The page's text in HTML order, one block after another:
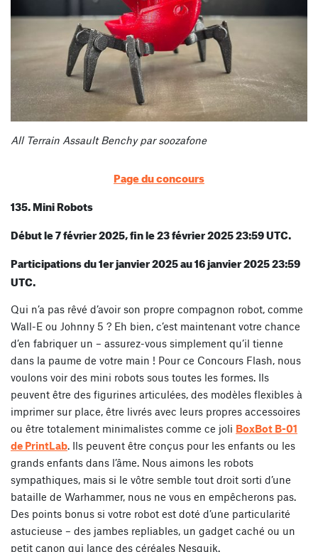
All Terrain Assault Benchy par soozafone
Page du concours
135. Mini Robots
Début le 7 février 2025, fin le 23 février 2025 23:59 UTC.
Participations du 1er janvier 2025 au 16 janvier 2025 23:59
UTC.
Qui n’a pas rêvé d’avoir son propre compagnon robot, comme
Wall-E ou Johnny 5 ? Eh bien, c’est maintenant votre chance
d’en fabriquer un – assurez-vous simplement qu’il tienne
dans la paume de votre main ! Pour ce Concours Flash, nous
voulons voir des mini robots sous toutes les formes. Ils
peuvent être des figurines articulées, des modèles flexibles à
imprimer sur place, être livrés avec leurs propres accessoires
ou être totalement minimalistes comme ce joli BoxBot B-01
de PrintLab. Ils peuvent être conçus pour les enfants ou les
grands enfants dans l’âme. Nous aimons les robots
sympathiques, mais si le vôtre semble tout droit sorti d’une
bataille de Warhammer, nous ne vous en empêcherons pas.
Des points bonus si votre robot est doté d’une particularité
astucieuse – des jambes repliables, un gadget caché ou un
petit canon qui lance des céréales Nesquik.